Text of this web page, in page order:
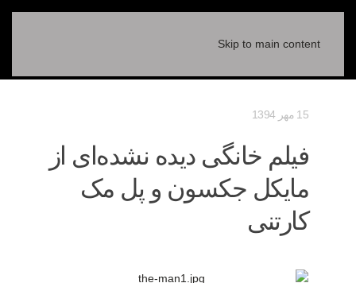
Skip to main content
15 مهر 1394
فیلم خانگی دیده نشده‌ای از
مایکل جکسون و پل مک
کارتنی